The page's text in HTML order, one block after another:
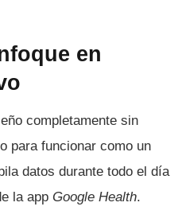
en
completamente sin
para funcionar como un
datos durante todo el día
la app Google Health.